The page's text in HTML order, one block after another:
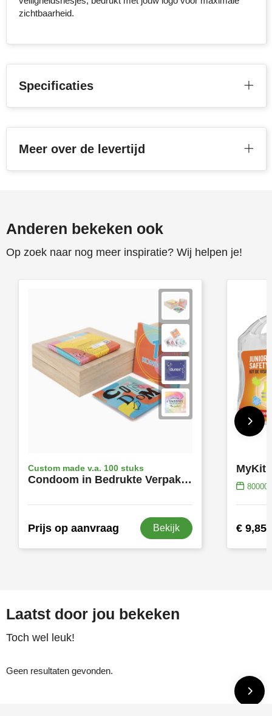
Vinga
Waterman
zichtbaarheid.
Specificaties
Meer over de levertijd
Anderen bekeken ook
Op zoek naar nog meer inspiratie? Wij helpen je!
Custom made v.a. 100 stuks
Condoom in Bedrukte Verpakking | Eigen Ontwerp
Prijs op aanvraag Bekijk
80000
€ 9,85
Laatst door jou bekeken
Toch wel leuk!
Geen resultaten gevonden.